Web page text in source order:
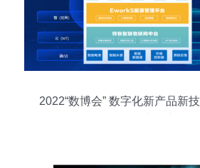
2022“数博会” 数字化新产品新